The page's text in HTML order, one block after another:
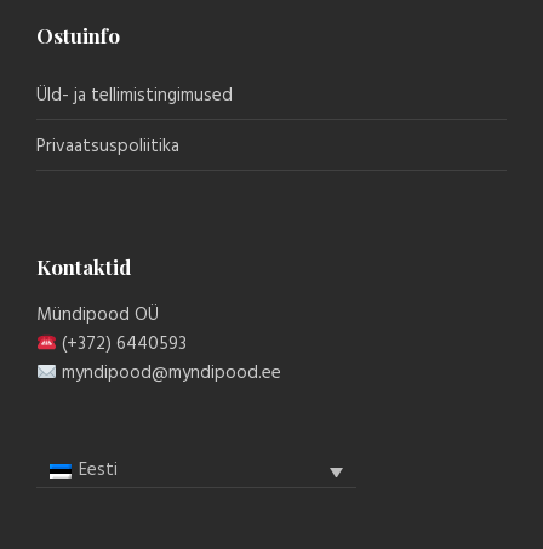
Ostuinfo
Üld- ja tellimistingimused
Privaatsuspoliitika
Kontaktid
Mündipood OÜ
(+372) 6440593
myndipood@myndipood.ee
Eesti